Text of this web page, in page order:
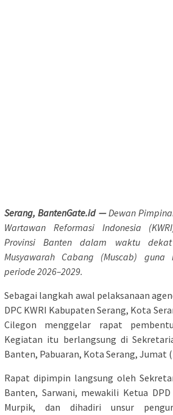
Serang, BantenGate.id —Dewan
Wartawan Reformasi Indonesia
Provinsi Banten dalam waktu
Musyawarah Cabang (Muscab) guna
periode 2026–2029.
Sebagai langkah awal pelaksanaan
DPC KWRI Kabupaten Serang, Kota
Cilegon menggelar rapat
Kegiatan itu berlangsung di
Banten, Pabuaran, Kota Serang, Jumat
Rapat dipimpin langsung oleh
Banten, Sarwani, mewakili Ketua
Murpik, dan dihadiri unsur